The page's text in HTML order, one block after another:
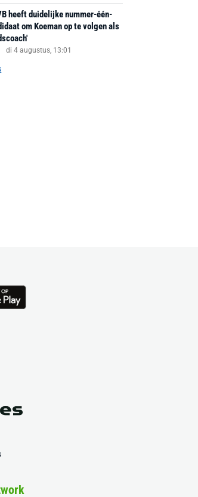
€ 78,00 € 130,00
Bekijk deal
heeft duidelijke nummer-één-
om Koeman op te volgen als
di 4 augustus, 13:01